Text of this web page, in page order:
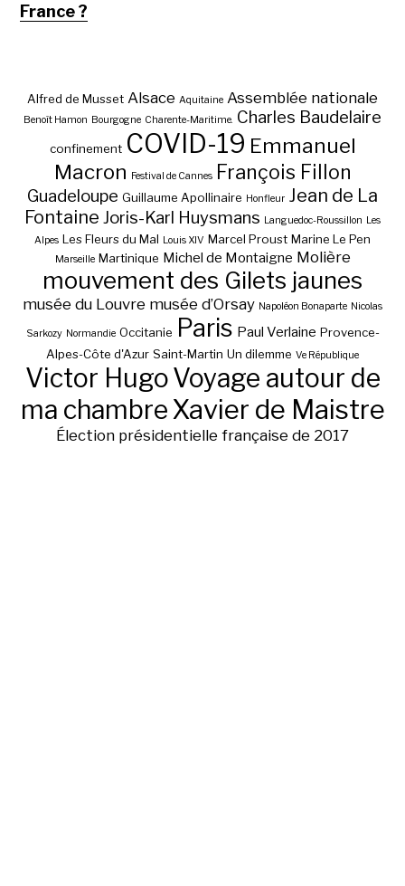
France ?
Alfred de Musset Alsace Aquitaine Assemblée nationale
Benoît Hamon Bourgogne Charente-Maritime. Charles Baudelaire
confinement COVID-19 Emmanuel
Macron Festival de Cannes François Fillon
Guadeloupe Guillaume Apollinaire Honfleur Jean de La
Fontaine Joris-Karl Huysmans Languedoc-Roussillon Les
Alpes Les Fleurs du Mal Louis XIV Marcel Proust Marine Le Pen
Marseille Martinique Michel de Montaigne Molière
mouvement des Gilets jaunes
musée du Louvre musée d’Orsay Napoléon Bonaparte Nicolas
Sarkozy Normandie Occitanie Paris Paul Verlaine Provence-
Alpes-Côte d'Azur Saint-Martin Un dilemme Ve République
Victor HugoVoyage autour de
ma chambre Xavier de Maistre
Élection présidentielle française de 2017